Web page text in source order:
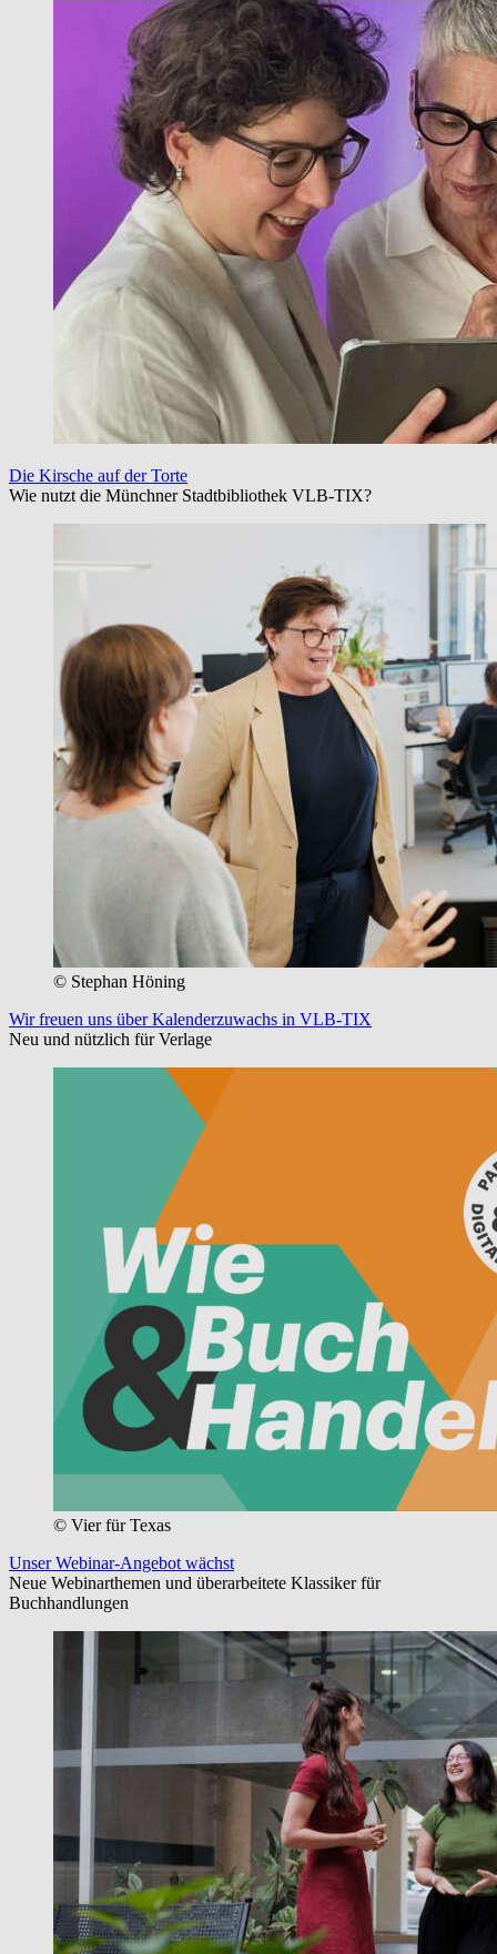
Die Kirsche auf der Torte
Wie nutzt die Münchner Stadtbibliothek VLB-TIX?
© Stephan Höning
Wir freuen uns über Kalenderzuwachs in VLB-TIX
Neu und nützlich für Verlage
© Vier für Texas
Unser Webinar-Angebot wächst
Neue Webinarthemen und überarbeitete Klassiker für
Buchhandlungen